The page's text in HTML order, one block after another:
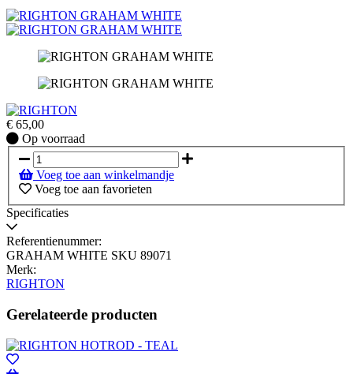
€ 65,00
Op
voorraad
Op voorraad
Voeg toe aan winkelmandje
Voeg toe aan favorieten
Specificaties
Referentienummer:
GRAHAM WHITE SKU 89071
Merk:
RIGHTON
Gerelateerde producten